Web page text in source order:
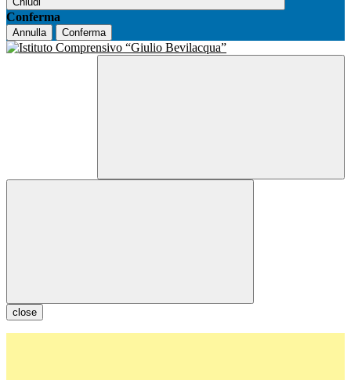
Conferma
Annulla Conferma
close